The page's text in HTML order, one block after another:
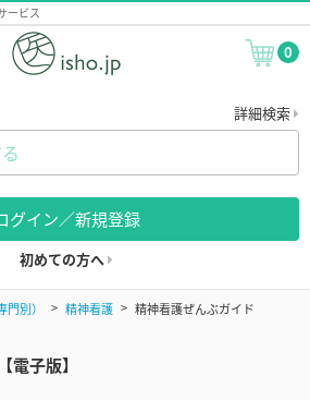
ービス
0
詳細検索
グイン／新規登録
初めての方へ
別） 精神看護 精神看護ぜんぶガイド
電子版】